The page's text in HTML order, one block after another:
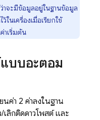
าจะมีข้อมูลอยู่ในฐานข้อมูล
ในเครื่องเมื่อเรียกใช้
าเริ่มต้น
แบบอะตอม
นค่า 2 ค่าลงในฐาน
ลิกติดดาวโพสต์ และ